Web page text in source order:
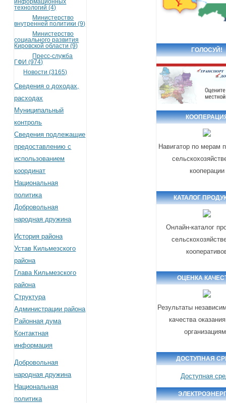
технологий (4)
Министерство
внутренней политики (9)
Министерство
социального развития
Кировской области (9)
Пресс-служба
ГФИ (974)
Новости (3165)
Сведения о доходах,
расходах
Муниципальный
контроль
Сведения подлежащие
предоставлению с
использованием
координат
Национальная
политика
Добровольная
народная дружина
История района
Устав Кильмезского
района
Глава Кильмезского
района
Структура
Администрации района
Районная дума
Контактная
информация
Добровольная
народная дружина
Национальная
политика
ГОЛОСУЙ!
Навигатор по мерам
кооперации
КАТАЛОГ
Онлайн-каталог
ОЦЕНКА
Результаты
качества
ДОСТУПНАЯ
Доступная